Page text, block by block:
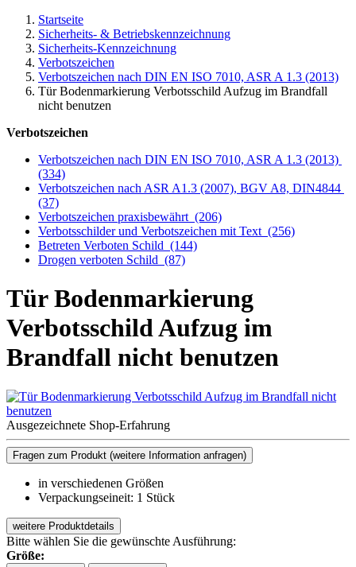
Startseite
Sicherheits- & Betriebskennzeichnung
Sicherheits-Kennzeichnung
Verbotszeichen
Verbotszeichen nach DIN EN ISO 7010, ASR A 1.3 (2013)
Tür Bodenmarkierung Verbotsschild Aufzug im Brandfall
nicht benutzen
Verbotszeichen
Verbotszeichen nach DIN EN ISO 7010, ASR A 1.3 (2013)
(334)
Verbotszeichen nach ASR A1.3 (2007), BGV A8, DIN4844
(37)
Verbotszeichen praxisbewährt (206)
Verbotsschilder und Verbotszeichen mit Text (256)
Betreten Verboten Schild (144)
Drogen verboten Schild (87)
Tür Bodenmarkierung
Verbotsschild Aufzug im
Brandfall nicht benutzen
Ausgezeichnete Shop-Erfahrung
Fragen zum Produkt (weitere Information anfragen)
in verschiedenen Größen
Verpackungseineit: 1 Stück
weitere Produktdetails
Bitte wählen Sie die gewünschte Ausführung:
Größe: